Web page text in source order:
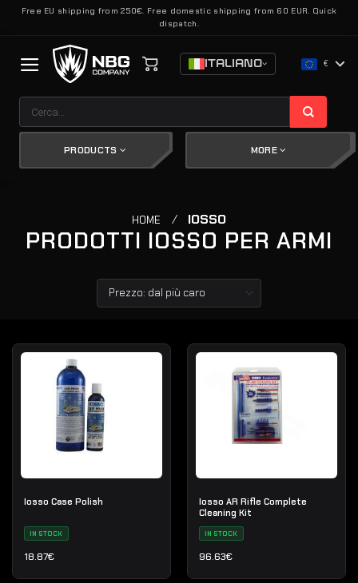
SaltaFree EU shipping from 250€. Free domestic shipping from 60 EUR. Quick
dispatch.
ITALIANO €
PRODUCTS MORE
HOME / IOSSO
PRODOTTI IOSSO PER ARMI
Iosso Case Polish
IN STOCK
18.87€
Iosso AR Rifle Complete
Cleaning Kit
IN STOCK
96.63€